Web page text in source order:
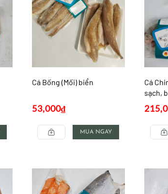
Cá Bống (Mối) biển
53,000₫
MUA NGAY
Cá
sạch,